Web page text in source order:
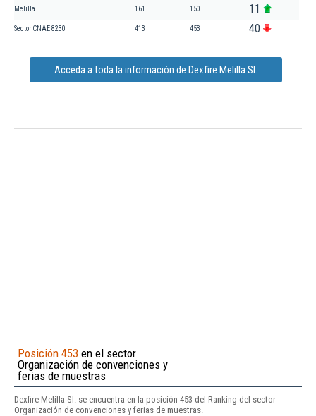
Melilla 161 150 11
Sector CNAE 8230 413 453 40
Acceda a toda la información de Dexfire Melilla Sl.
Posición 453 en el sector
Organización de convenciones y
ferias de muestras
Dexfire Melilla Sl. se encuentra en la posición 453 del Ranking del sector
Organización de convenciones y ferias de muestras.